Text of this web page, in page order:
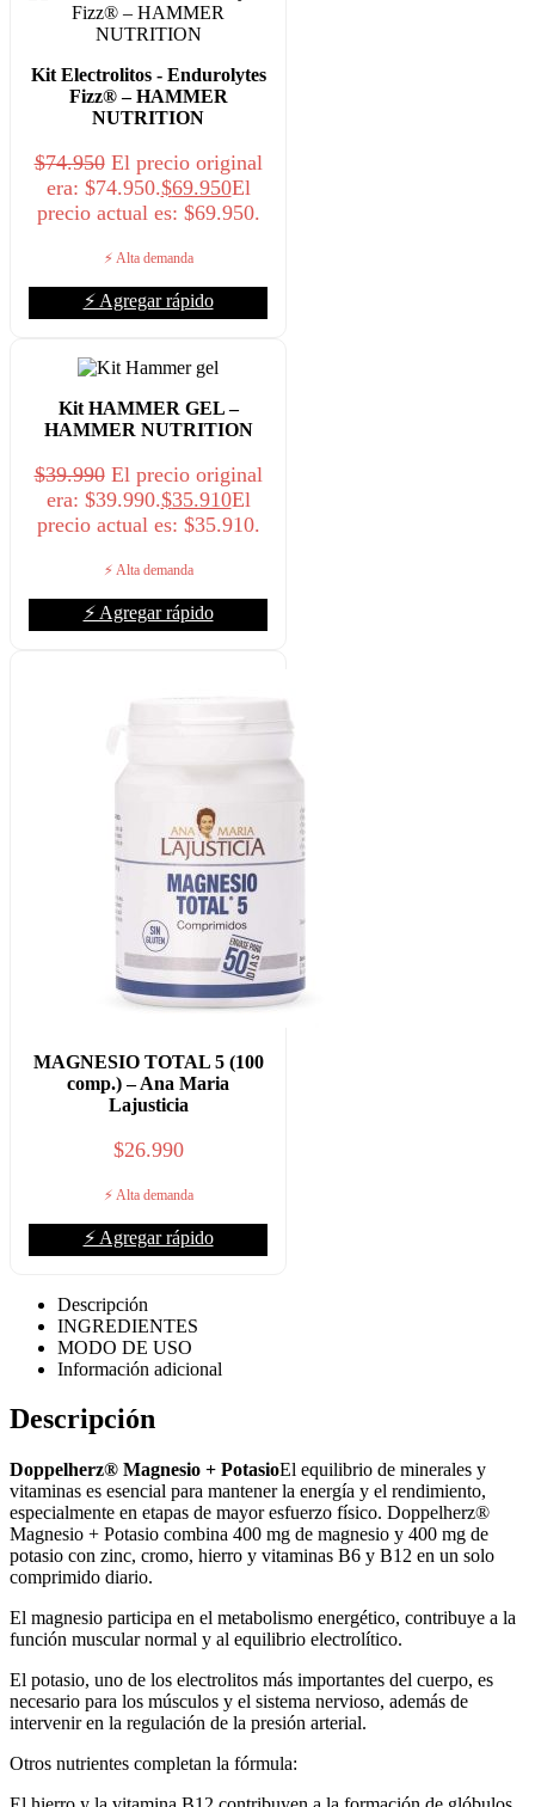
Kit Electrolitos - Endurolytes
Fizz® – HAMMER
NUTRITION
$74.950 El precio original
era: $74.950.$69.950El
precio actual es: $69.950.
⚡ Alta demanda
⚡ Agregar rápido
Kit HAMMER GEL –
HAMMER NUTRITION
$39.990 El precio original
era: $39.990.$35.910El
precio actual es: $35.910.
⚡ Alta demanda
⚡ Agregar rápido
MAGNESIO TOTAL 5 (100
comp.) – Ana Maria
Lajusticia
$26.990
⚡ Alta demanda
⚡ Agregar rápido
Descripción
INGREDIENTES
MODO DE USO
Información adicional
Descripción
Doppelherz® Magnesio + PotasioEl equilibrio de minerales y
vitaminas es esencial para mantener la energía y el rendimiento,
especialmente en etapas de mayor esfuerzo físico. Doppelherz®
Magnesio + Potasio combina 400 mg de magnesio y 400 mg de
potasio con zinc, cromo, hierro y vitaminas B6 y B12 en un solo
comprimido diario.
El magnesio participa en el metabolismo energético, contribuye a la
función muscular normal y al equilibrio electrolítico.
El potasio, uno de los electrolitos más importantes del cuerpo, es
necesario para los músculos y el sistema nervioso, además de
intervenir en la regulación de la presión arterial.
Otros nutrientes completan la fórmula: